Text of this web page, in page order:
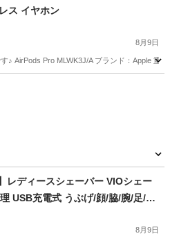
ス イヤホン
8月9日
♪ AirPods Pro MLWK3J/A ブランド：Apple
、空調家電
レディースシェーバー VIOシェー
USB充電式 うぶげ/顔/脇/腕/足/産
イン
8月9日